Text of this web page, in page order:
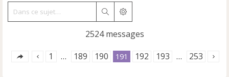
RechercherRecherche avancée
2524 messages
1 … 189 190 191 192 193 … 253